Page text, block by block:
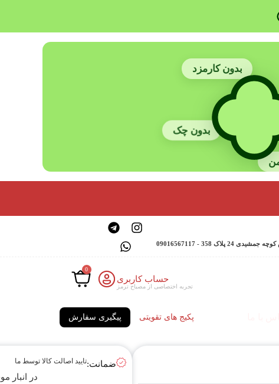
بدون کارمزد
بدون چک
358 - 09016567117
حساب کاربری
تجربه اختصاصی از مصباح ترمز
0
پکیج های تقویتی پیگیری سفارش
ضمانت:تایید اصالت کالا توسط ما
در انبار